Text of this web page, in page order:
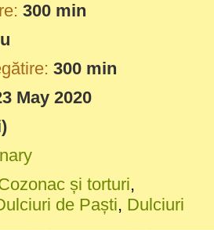
300 min
300 min
May 2020
și torturi,
de Paști, Dulciuri